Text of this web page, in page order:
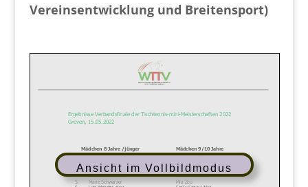
Vereinsentwicklung und Breitensport)
Ansicht im Vollbildmodus